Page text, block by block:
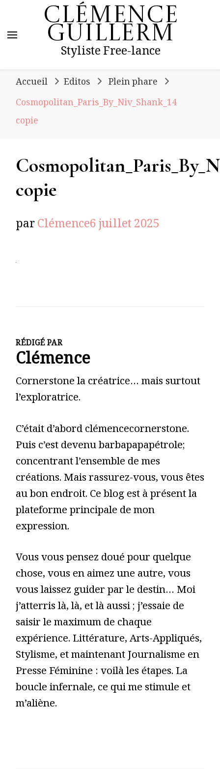
Clémence
Guillerm
Styliste Free-lance
Accueil Editos
Plein phare
Cosmopolitan_Paris_By_Niv_Shank_14
copie
copie
parClémence6 juillet 2025
RÉDIGÉ PAR
Clémence
Cornerstone la créatrice… mais surtout
l’exploratrice.
C’était d’abord clémencecornerstone.
Puis c’est devenu barbapapapétrole;
concentrant l’ensemble de mes
créations. Mais rassurez-vous, vous êtes
au bon endroit. Ce blog est à présent la
plateforme principale de mon
expression.
Vous vous pensez doué pour quelque
chose, vous en aimez une autre, vous
vous laissez guider par le destin… Moi
j’atterris là, là, et là aussi ; j’essaie de
saisir le maximum de chaque
expérience. Littérature, Arts-Appliqués,
Stylisme, et maintenant Journalisme en
Presse Féminine : voilà les étapes. La
boucle infernale, ce qui me stimule et
m’aliène.